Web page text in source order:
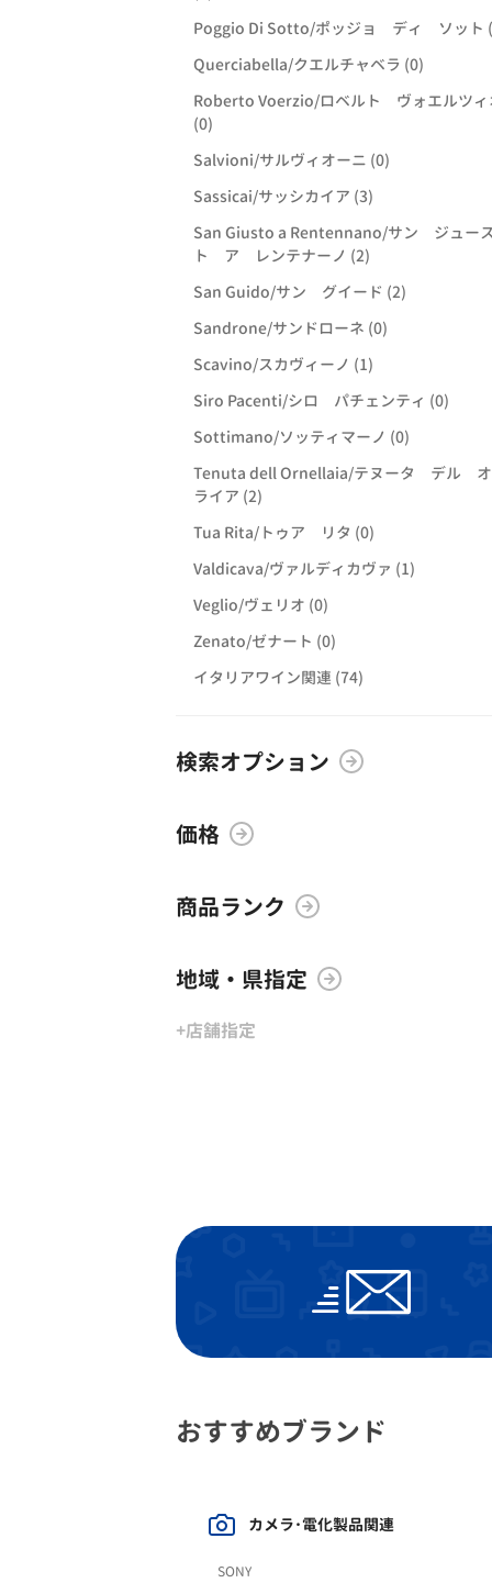
Poggio Di Sotto/ポッジョ ディ ソット
Querciabella/クエルチャベラ (0)
Roberto Voerzio/ロベルト ヴォエルツィ
(0)
Salvioni/サルヴィオーニ (0)
Sassicai/サッシカイア (3)
San Giusto a Rentennano/サン ジュー
ト ア レンテナーノ (2)
San Guido/サン グイード (2)
Sandrone/サンドローネ (0)
Scavino/スカヴィーノ (1)
Siro Pacenti/シロ パチェンティ (0)
Sottimano/ソッティマーノ (0)
Tenuta dell Ornellaia/テヌータ デル オ
ライア (2)
Tua Rita/トゥア リタ (0)
Valdicava/ヴァルディカヴァ (1)
Veglio/ヴェリオ (0)
Zenato/ゼナート (0)
イタリアワイン関連 (74)
検索オプション
価格
商品ランク
地域・県指定
+店舗指定
おすすめブランド
カメラ･電化製品関連
SONY